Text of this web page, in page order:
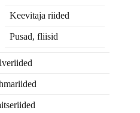
Keevitaja riided
Pusad, fliisid